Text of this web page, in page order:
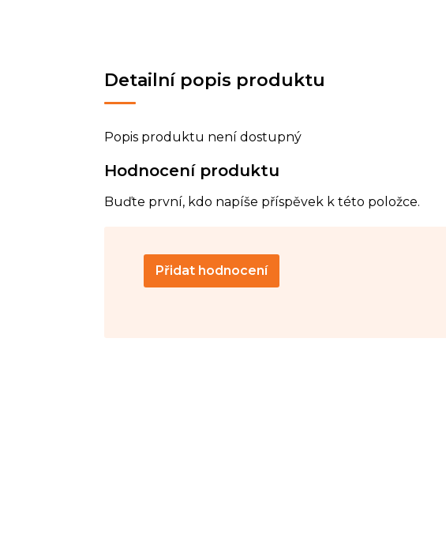
Detailní popis produktu
Popis produktu není dostupný
Hodnocení produktu
Buďte první, kdo napíše příspěvek k této položce.
Přidat hodnocení